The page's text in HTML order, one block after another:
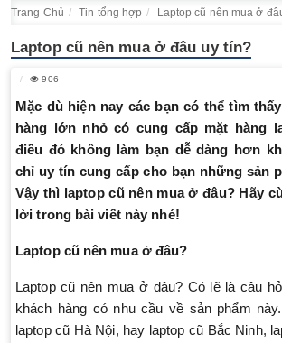
Trang Chủ Tin tổng hợp Laptop cũ nên mua ở
Laptop cũ nên mua ở đâu uy tín?
906
Mặc dù hiện nay các bạn có thể tìm
hàng lớn nhỏ có cung cấp mặt hàng
điều đó không làm bạn dễ dàng hơn
chỉ uy tín cung cấp cho bạn những sản
Vậy thì laptop cũ nên mua ở đâu? Hãy
lời trong bài viết này nhé!
Laptop cũ nên mua ở đâu?
Laptop cũ nên mua ở đâu? Có lẽ là câu
khách hàng có nhu cầu về sản phẩm
laptop cũ Hà Nội, hay laptop cũ Bắc Ninh,